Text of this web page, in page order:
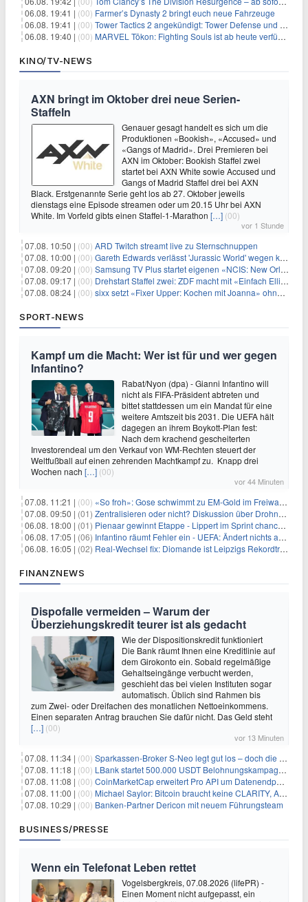
06.08. 19:41 | (00) Farmer’s Dynasty 2 bringt euch neue Fahrzeuge
06.08. 19:41 | (00) Tower Tactics 2 angekündigt: Tower Defense und Deckbuilding Kombo kehrt zurück
06.08. 19:40 | (00) MARVEL Tōkon: Fighting Souls ist ab heute verfügbar
KINO/TV-NEWS
AXN bringt im Oktober drei neue Serien-
Staffeln
Genauer gesagt handelt es sich um die
Produktionen «Bookish», «Accused» und
«Gangs of Madrid». Drei Premieren bei
AXN im Oktober: Bookish Staffel zwei
startet bei AXN White sowie Accused und
Gangs of Madrid Staffel drei bei AXN
Black. Erstgenannte Serie geht los ab 27. Oktober jeweils
dienstags eine Episode streamen oder um 20.15 Uhr bei AXN
White. Im Vorfeld gibts einen Staffel-1-Marathon […] (00)
vor 1 Stunde
07.08. 10:50 | (00) ARD Twitch streamt live zu Sternschnuppen
07.08. 10:00 | (00) Gareth Edwards verlässt 'Jurassic World' wegen kreativer Differenzen
07.08. 09:20 | (00) Samsung TV Plus startet eigenen «NCIS: New Orleans»-Sender
07.08. 09:17 | (00) Drehstart Staffel zwei: ZDF macht mit «Einfach Elli» weiter
07.08. 08:24 | (00) sixx setzt «Fixer Upper: Kochen mit Joanna» ohne Pause fort
SPORT-NEWS
Kampf um die Macht: Wer ist für und wer gegen
Infantino?
Rabat/Nyon (dpa) - Gianni Infantino will
nicht als FIFA-Präsident abtreten und
bittet stattdessen um ein Mandat für eine
weitere Amtszeit bis 2031. Die UEFA hält
dagegen an ihrem Boykott-Plan fest:
Nach dem krachend gescheiterten
Investorendeal um den Verkauf von WM-Rechten steuert der
Weltfußball auf einen zehrenden Machtkampf zu. Knapp drei
Wochen nach […] (00)
vor 44 Minuten
07.08. 11:21 | (00) «So froh»: Gose schwimmt zu EM-Gold im Freiwasser
07.08. 09:50 | (01) Zentralisieren oder nicht? Diskussion über Drohnenabwehr
06.08. 18:00 | (01) Pienaar gewinnt Etappe - Lippert im Sprint chancenlos
06.08. 17:05 | (06) Infantino räumt Fehler ein - UEFA: Ändert nichts an Boykott
06.08. 16:05 | (02) Real-Wechsel fix: Diomande ist Leipzigs Rekordtransfer
FINANZNEWS
Dispofalle vermeiden – Warum der
Überziehungskredit teurer ist als gedacht
Wie der Dispositionskredit funktioniert
Die Bank räumt Ihnen eine Kreditlinie auf
dem Girokonto ein. Sobald regelmäßige
Gehaltseingänge verbucht werden,
geschieht das bei vielen Instituten sogar
automatisch. Üblich sind Rahmen bis
zum Zwei- oder Dreifachen des monatlichen Nettoeinkommens.
Einen separaten Antrag brauchen Sie dafür nicht. Das Geld steht
[…] (00)
vor 13 Minuten
07.08. 11:34 | (00) Sparkassen-Broker S-Neo legt gut los – doch die Schwachstellen bleiben
07.08. 11:18 | (00) LBank startet 500.000 USDT Belohnungskampagne mit Pudgy Penguins
07.08. 11:08 | (00) CoinMarketCap erweitert Pro API um Datenendpunkte für reale Vermögenswerte
07.08. 11:00 | (00) Michael Saylor: Bitcoin braucht keine CLARITY, Amerika schon
07.08. 10:29 | (00) Banken-Partner Dericon mit neuem Führungsteam
BUSINESS/PRESSE
Wenn ein Telefonat Leben rettet
Vogelsbergkreis, 07.08.2026 (lifePR) -
Einen Moment nicht aufgepasst, ein